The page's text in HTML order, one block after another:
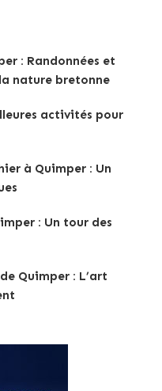
: Randonnées et
nature bretonne
activités pour
à Quimper : Un
: Un tour des
Quimper : L’art